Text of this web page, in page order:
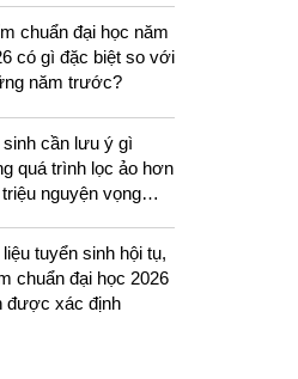
chuẩn đại học năm
có gì đặc biệt so với
năm trước?
cần lưu ý gì
quá trình lọc ảo hơn
nguyện vọng
tuyển sinh hội tụ,
chuẩn đại học 2026
được xác định